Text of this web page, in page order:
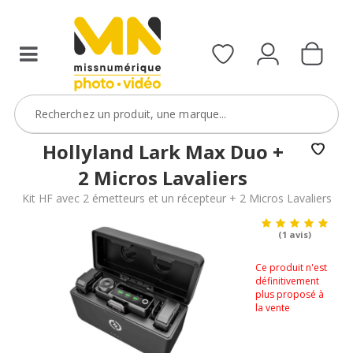
Hollyland Lark Max Duo +
2 Micros Lavaliers
Kit HF avec 2 émetteurs et un récepteur + 2 Micros Lavaliers
(1 avis)
Ce produit n'est
définitivement
plus proposé à
la vente